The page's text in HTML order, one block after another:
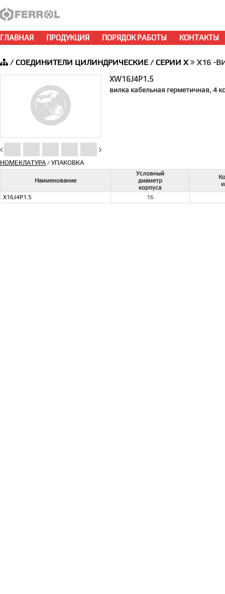
ГЛАВНАЯ ПРОДУКЦИЯ ПОРЯДОК РАБОТЫ КОНТАКТЫ
/ СОЕДИНИТЕЛИ ЦИЛИНДРИЧЕСКИЕ/ СЕРИИ X X16 -
XW16J4P1.5
вилка кабельная герметичная, 4
НОМЕКЛАТУРА/ УПАКОВКА
Наименование
Условный
диаметр
корпуса
X16J4P1.5
16